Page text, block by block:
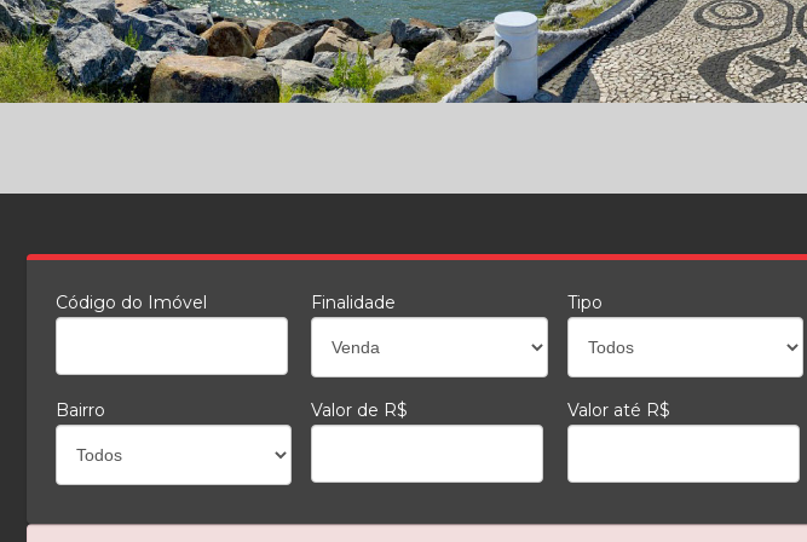
Código do Imóvel Finalidade Tipo
Bairro Valor de R$ Valor até R$